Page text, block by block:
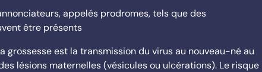
appelés prodromes, tels que des
être présents
grossesse est la transmission du virus au nouveau-né au
lésions maternelles (vésicules ou ulcérations). Le risque